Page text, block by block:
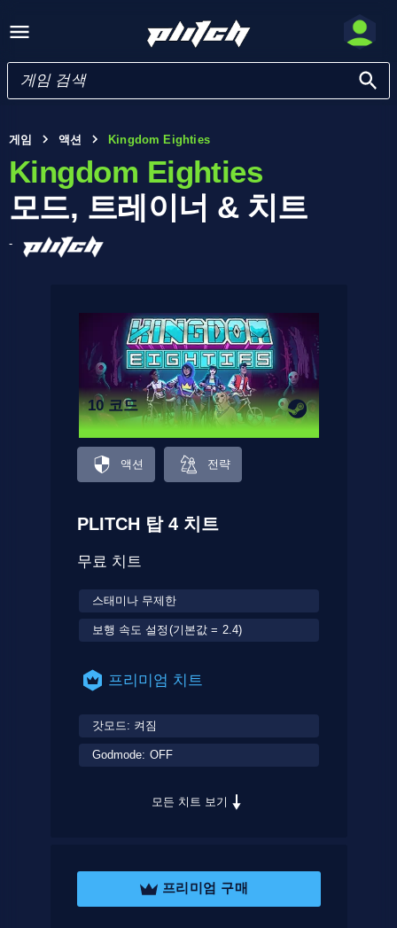
게임 액션 Kingdom Eighties
Kingdom Eighties
모드, 트레이너 & 치트
-
10 코드
액션 전략
PLITCH 탑 4 치트
무료 치트
스태미나 무제한
보행 속도 설정(기본값 = 2.4)
프리미엄 치트
갓모드: 켜짐
Godmode: OFF
모든 치트 보기
프리미엄 구매